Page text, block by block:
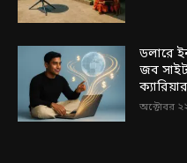
ডলারে
জব
অক্টোবর